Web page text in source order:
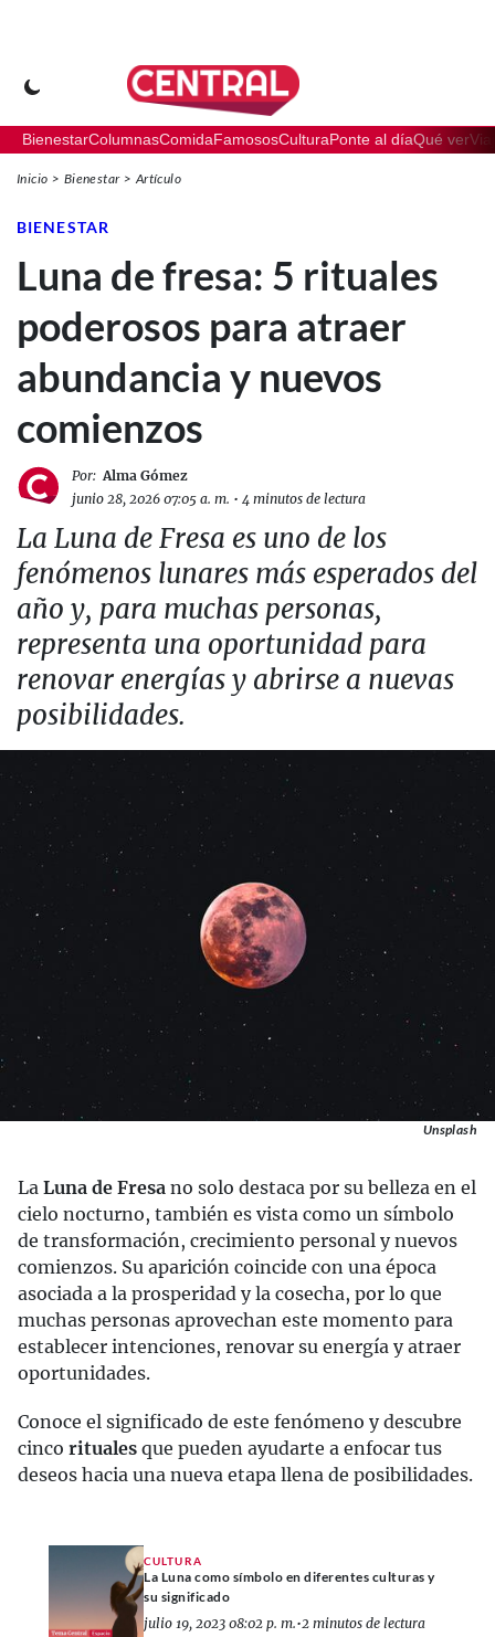
BienestarColumnasComidaFamososCulturaPonte al díaQué ver
Inicio Bienestar Artículo
BIENESTAR
Luna de fresa: 5 rituales
poderosos para atraer
abundancia y nuevos
comienzos
Por: Alma Gómez
junio 28, 2026 07:05 a. m. • 4 minutos de lectura
La Luna de Fresa es uno de los
fenómenos lunares más esperados del
año y, para muchas personas,
representa una oportunidad para
renovar energías y abrirse a nuevas
posibilidades.
Unsplash
La Luna de Fresa no solo destaca por su belleza en el
cielo nocturno, también es vista como un símbolo
de transformación, crecimiento personal y nuevos
comienzos. Su aparición coincide con una época
asociada a la prosperidad y la cosecha, por lo que
muchas personas aprovechan este momento para
establecer intenciones, renovar su energía y atraer
oportunidades.
Conoce el significado de este fenómeno y descubre
cinco rituales que pueden ayudarte a enfocar tus
deseos hacia una nueva etapa llena de posibilidades.
CULTURA
La Luna como símbolo en diferentes culturas y
su significado
julio 19, 2023 08:02 p. m.•2 minutos de lectura